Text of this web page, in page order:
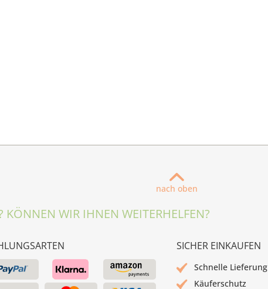
nach oben
WIR IHNEN WEITERHELFEN?
SICHER EINKAUFEN
Schnelle Lieferung
Käuferschutz